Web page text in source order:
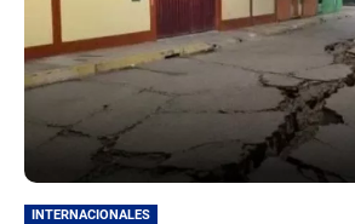
INTERNACIONALES